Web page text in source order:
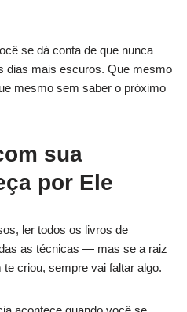
se dá conta de que nunca
mais escuros. Que mesmo
mesmo sem saber o próximo
sua
por Ele
ler todos os livros de
as técnicas — mas se a raiz
criou, sempre vai faltar algo.